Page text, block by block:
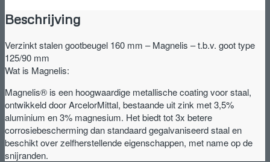
Magnelis
t.b.v.
goot
type
mm
aantal
Beschrijving
Verzinkt stalen gootbeugel 160 mm – Magnelis – t.b.v. goot type
125/90 mm
Wat is Magnelis:
Magnelis® is een hoogwaardige metallische coating voor staal,
ontwikkeld door ArcelorMittal, bestaande uit zink met 3,5%
aluminium en 3% magnesium. Het biedt tot 3x betere
corrosiebescherming dan standaard gegalvaniseerd staal en
beschikt over zelfherstellende eigenschappen, met name op de
snijranden.